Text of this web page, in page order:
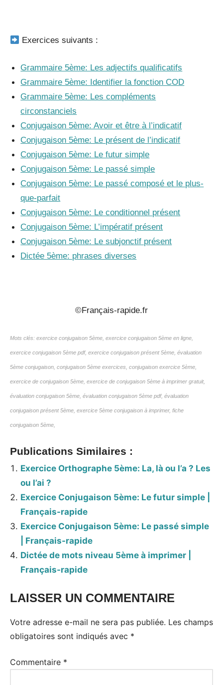
Exercices suivants :
Grammaire 5ème: Les adjectifs qualificatifs
Grammaire 5ème: Identifier la fonction COD
Grammaire 5ème: Les compléments
circonstanciels
Conjugaison 5ème: Avoir et être à l’indicatif
Conjugaison 5ème: Le présent de l’indicatif
Conjugaison 5ème: Le futur simple
Conjugaison 5ème: Le passé simple
Conjugaison 5ème: Le passé composé et le plus-
que-parfait
Conjugaison 5ème: Le conditionnel présent
Conjugaison 5ème: L’impératif présent
Conjugaison 5ème: Le subjonctif présent
Dictée 5ème: phrases diverses
©Français-rapide.fr
Mots clés: exercice conjugaison 5ème, exercice conjugaison 5ème en ligne,
exercice conjugaison 5ème pdf, exercice conjugaison présent 5ème, évaluation
5ème conjugaison, conjugaison 5ème exercices, conjugaison exercice 5ème,
exercice de conjugaison 5ème, exercice de conjugaison 5ème à imprimer gratuit,
évaluation conjugaison 5ème, évaluation conjugaison 5ème pdf, évaluation
conjugaison présent 5ème, exercice 5ème conjugaison à imprimer, fiche
conjugaison 5ème,
Publications Similaires :
Exercice Orthographe 5ème: La, là ou l’a ? Les
ou l’ai ?
Exercice Conjugaison 5ème: Le futur simple |
Français-rapide
Exercice Conjugaison 5ème: Le passé simple
| Français-rapide
Dictée de mots niveau 5ème à imprimer |
Français-rapide
LAISSER UN COMMENTAIRE
Votre adresse e-mail ne sera pas publiée. Les champs
obligatoires sont indiqués avec *
Commentaire *